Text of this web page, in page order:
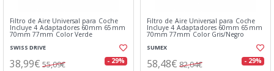
Filtro de Aire Universal para Coche
Incluye 4 Adaptadores 60mm 65mm
70mm 77mm Color Verde
SWISS DRIVE
38,99€ 55,09€ - 29%
Filtro de Aire Universal para Coche
Incluye 4 Adaptadores 60mm 65mm
70mm 77mm Color Gris/Negro
SUMEX
58,48€ 82,04€ - 29%